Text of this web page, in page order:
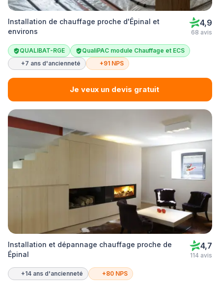
Installation de chauffage proche d'Épinal et
environs
4,9
68 avis
QUALIBAT-RGE
QualiPAC module Chauffage et ECS
+7 ans d'ancienneté
+91 NPS
Je veux un devis gratuit
Installation et dépannage chauffage proche de
Épinal
4,7
114 avis
+14 ans d'ancienneté +80 NPS